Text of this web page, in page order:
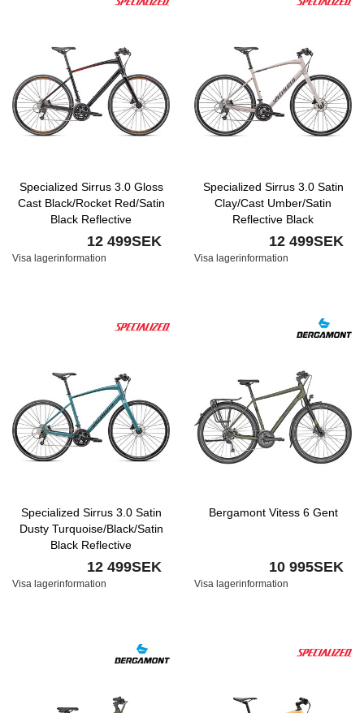
Specialized Sirrus 3.0 Gloss
Cast Black/Rocket Red/Satin
Black Reflective
12 499SEK
Visa lagerinformation
Specialized Sirrus 3.0 Satin
Clay/Cast Umber/Satin
Reflective Black
12 499SEK
Visa lagerinformation
Specialized Sirrus 3.0 Satin
Dusty Turquoise/Black/Satin
Black Reflective
12 499SEK
Visa lagerinformation
Bergamont Vitess 6 Gent
10 995SEK
Visa lagerinformation